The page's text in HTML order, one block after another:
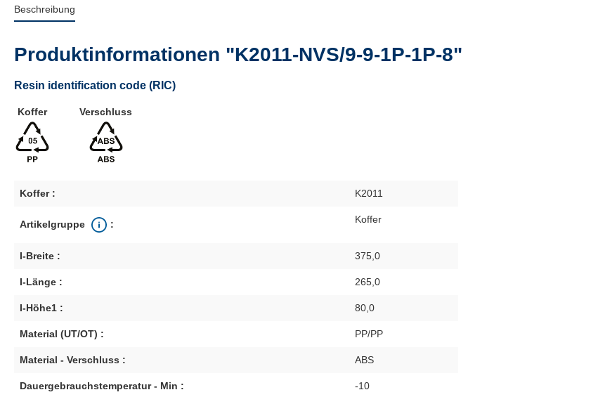
Beschreibung
Produktinformationen "K2011-NVS/9-9-1P-1P-8"
Resin identification code (RIC)
Koffer Verschluss
Koffer : K2011
Artikelgruppe : Koffer
I-Breite : 375,0
I-Länge : 265,0
I-Höhe1 : 80,0
Material (UT/OT) : PP/PP
Material - Verschluss : ABS
Dauergebrauchstemperatur - Min : -10